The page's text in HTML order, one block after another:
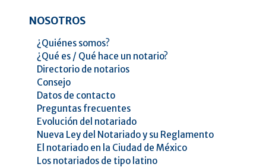
NOSOTROS
¿Quiénes somos?
¿Qué es / Qué hace un notario?
Directorio de notarios
Consejo
Datos de contacto
Preguntas frecuentes
Evolución del notariado
Nueva Ley del Notariado y su Reglamento
El notariado en la Ciudad de México
Los notariados de tipo latino